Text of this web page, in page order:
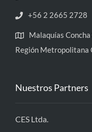
+56 2 2665 2728
Malaquías
Región Metropolitana
Nuestros Partners
CES Ltda.